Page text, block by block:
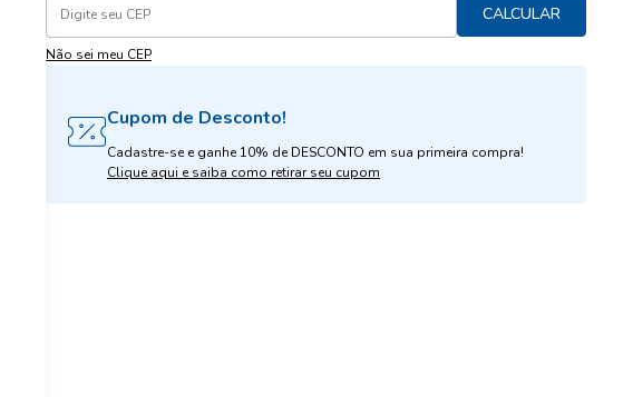
CALCULAR
Não sei meu CEP
Cupom de Desconto!
Cadastre-se e ganhe 10% de DESCONTO em sua primeira compra!
Clique aqui e saiba como retirar seu cupom